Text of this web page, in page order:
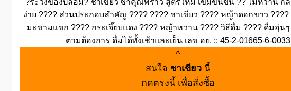
?ระวังของปลอม? ชาเขียว ชาคุณพราว สูตรใหม่ เข้มข้นขึ้น ?? ไม่หวาน ก
ง่าย ???? ส่วนประกอบสำคัญ ???? ???? ชาเขียว ???? หญ้าดอกขาว
มะขามแขก ???? กระเจี๊ยบแดง ???? หญ้าหวาน ???? วิธีดื่ม ???? ดื่มอุ่นๆ
ตามต้องการ ดื่มได้ทั้งเช้าและเย็น เลข อย. :: 45-2-01665-6-0033
^
สนใจ ชาเขียว นี้
กดตรงนี้ เพื่อสั่งซื้อ